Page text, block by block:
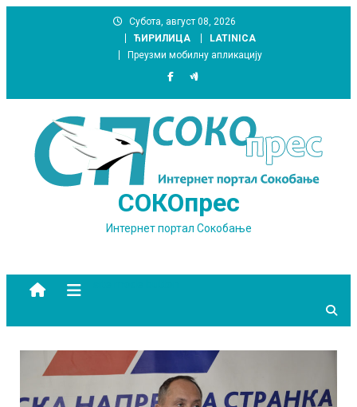
Субота, август 08, 2026
ЋИРИЛИЦА
LATINICA
Преузми мобилну апликацију
СОКОпрес
Интернет портал Сокобање